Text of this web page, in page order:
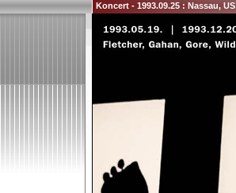
Koncert - 1993.09.25 : Nassau, US